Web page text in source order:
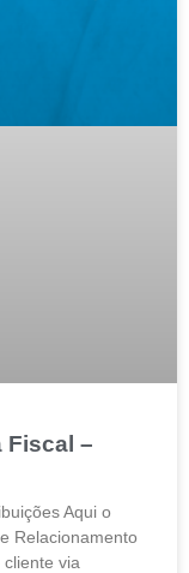
Fiscal –
Aqui o
Relacionamento
via